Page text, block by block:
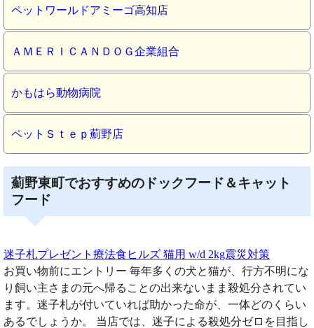
ペットワールドアミーゴ高知店
ＡＭＥＲＩＣＡＮＤＯＧ企業組合
かもはら動物病院
ペットＳｔｅｐ薊野店
薊野東町でおすすめのドックフード＆キャット
フード
迷子札プレゼント療法食ヒルズ 猫用 w/d 2kg震災対策
お買い物前にエントリー 毎年多くの犬と猫が、行方不明にな
り飼い主さまの元へ帰ることの出来ないまま殺処分されてい
ます。迷子札が付いていれば助かった命が、一体どのくらい
あるでしょうか。 当店では、迷子による殺処分ゼロを目指し